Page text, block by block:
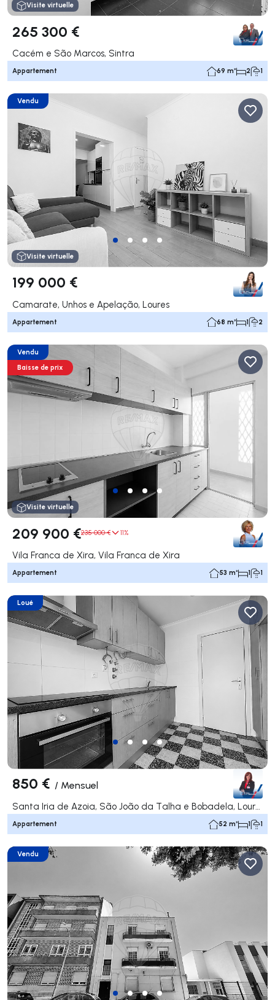
Visite virtuelle
265 300 €
Cacém e São Marcos, Sintra
Appartement 69 m² 2 1
Vendu
Visite virtuelle
199 000 €
Camarate, Unhos e Apelação, Loures
Appartement 68 m² 1 2
Vendu
Baisse de prix
Visite virtuelle
209 900 €235 000 € 11%
Vila Franca de Xira, Vila Franca de Xira
Appartement 53 m² 1 1
Loué
850 € / Mensuel
Santa Iria de Azoia, São João da Talha e Bobadela, Loures
Appartement 52 m² 1 1
Vendu